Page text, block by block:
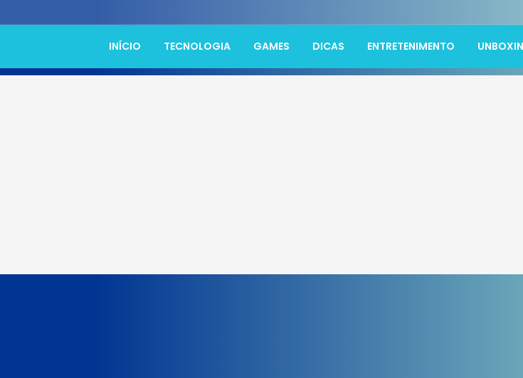
INÍCIO TECNOLOGIA GAMES DICAS ENTRETENIMENTO